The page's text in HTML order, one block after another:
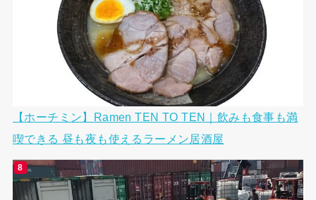
【ホーチミン】Ramen TEN TO TEN｜飲みも食事も満
喫できる 昼も夜も使えるラーメン居酒屋